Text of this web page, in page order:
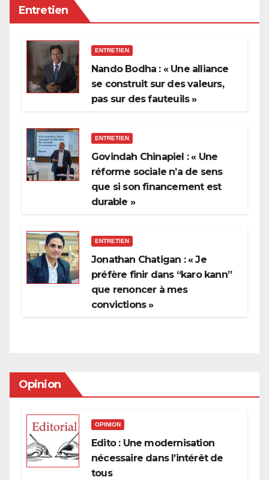
Entretien
ENTRETIEN
Nando Bodha : « Une alliance
se construit sur des valeurs,
pas sur des fauteuils »
ENTRETIEN
Govindah Chinapiel : « Une
réforme sociale n’a de sens
que si son financement est
durable »
ENTRETIEN
Jonathan Chatigan : « Je
préfère finir dans “karo kann”
que renoncer à mes
convictions »
Opinion
OPINION
Edito : Une modernisation
nécessaire dans l’intérêt de
tous